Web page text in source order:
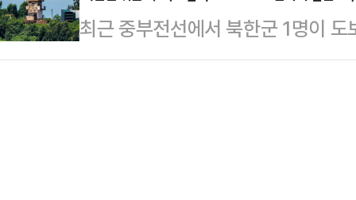
고 반성의 뜻을 나타내고 있다"고
다"고 질타했다.장동혁 대표는 24
뉴타운) 5구역에서 서울시와 부동
최근 중부전선에서 북한군 1명이
추정되는 북한군 2명이 군사분계